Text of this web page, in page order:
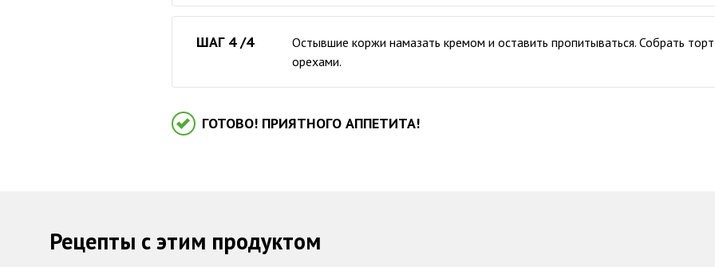
ШАГ 4 /4
Остывшие коржи намазать кремом и оставить пропитываться. Собрать
орехами.
ГОТОВО! ПРИЯТНОГО АППЕТИТА!
Рецепты с этим продуктом